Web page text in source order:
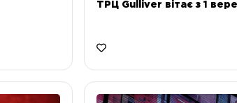
ТРЦ Gulliver вітає з 1